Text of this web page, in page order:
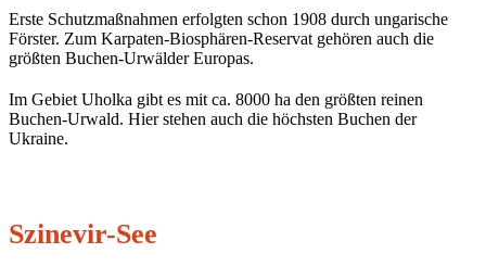
Erste Schutzmaßnahmen erfolgten schon 1908 durch ungarische
Förster. Zum Karpaten-Biosphären-Reservat gehören auch die
größten Buchen-Urwälder Europas.
Im Gebiet Uholka gibt es mit ca. 8000 ha den größten reinen
Buchen-Urwald. Hier stehen auch die höchsten Buchen der
Ukraine.
Szinevir-See